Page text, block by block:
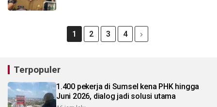
1 2 3 4
Terpopuler
1.400 pekerja di Sumsel kena PHK hingga
Juni 2026, dialog jadi solusi utama